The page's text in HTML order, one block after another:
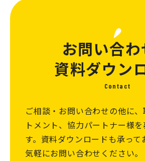
フィスレイアウトや設備ではその
ロナ禍を経て進んだ業務のデジ
所の自由度を高める一方で、出社
り、日常的な相談や雑談といった
コミュニケーション”が減少。社
になっていました。こうした背
ス改装プロジェクトは、「良好
ョンが自然と生まれる場」を創
お問い合わ
資料ダウン
Contact
ご相談・お問い合わせの他に
トメント、協力パートナー様
す。資料ダウンロードも承っ
気軽にお問い合わせください。